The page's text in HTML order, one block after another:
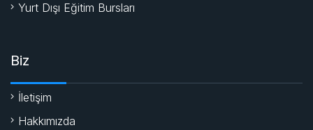
Yurt Dışı Eğitim Bursları
Biz
İletişim
Hakkımızda